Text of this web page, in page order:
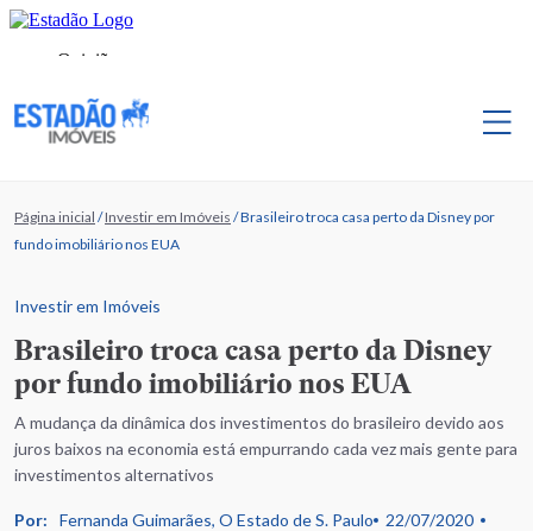
Página inicial /Investir em Imóveis /Brasileiro troca casa perto da Disney por
fundo imobiliário nos EUA
Investir em Imóveis
Brasileiro troca casa perto da Disney
por fundo imobiliário nos EUA
A mudança da dinâmica dos investimentos do brasileiro devido aos
juros baixos na economia está empurrando cada vez mais gente para
investimentos alternativos
Por: Fernanda Guimarães, O Estado de S. Paulo
22/07/2020